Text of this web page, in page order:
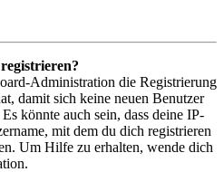
Administration die Registrierung
damit sich keine neuen Benutzer
könnte auch sein, dass deine IP-
mit dem du dich registrieren
Um Hilfe zu erhalten, wende dich